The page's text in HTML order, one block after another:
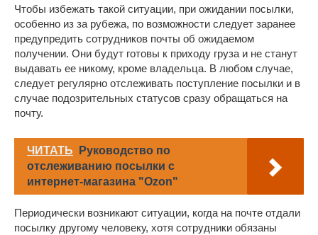
Чтобы избежать такой ситуации, при ожидании посылки,
особенно из за рубежа, по возможности следует заранее
предупредить сотрудников почты об ожидаемом
получении. Они будут готовы к приходу груза и не станут
выдавать ее никому, кроме владельца. В любом случае,
следует регулярно отслеживать поступление посылки и в
случае подозрительных статусов сразу обращаться на
почту.
ЧИТАТЬ
Руководство по
отслеживанию посылки с
интернет-магазина "Ozon"
Периодически возникают ситуации, когда на почте отдали
посылку другому человеку, хотя сотрудники обязаны